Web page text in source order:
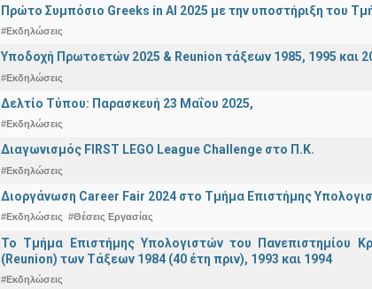
Πρώτο Συμπόσιο Greeks in AI 2025 με την υποστήριξη του
#Εκδηλώσεις
Υποδοχή Πρωτοετών 2025 & Reunion τάξεων 1985, 1995 και
#Εκδηλώσεις
Δελτίο Τύπου: Παρασκευή 23 Μαΐου 2025,
#Εκδηλώσεις
Διαγωνισμός FIRST LEGO League Challenge στο Π.Κ.
#Εκδηλώσεις
Διοργάνωση Career Fair 2024 στο Τμήμα Επιστήμης
#Εκδηλώσεις #Θέσεις Εργασίας
Το Τμήμα Επιστήμης Υπολογιστών του Πανεπιστημίου
(Reunion) των Τάξεων 1984 (40 έτη πριν), 1993 και 1994
#Εκδηλώσεις